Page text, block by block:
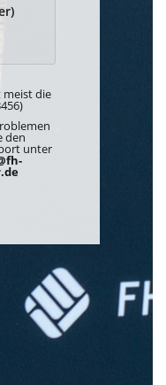
meist die
den
unter